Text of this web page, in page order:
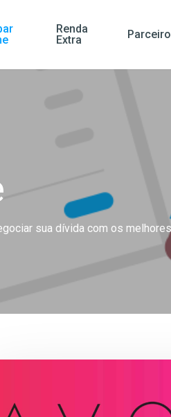
Renda
Extra
sua dívida com os